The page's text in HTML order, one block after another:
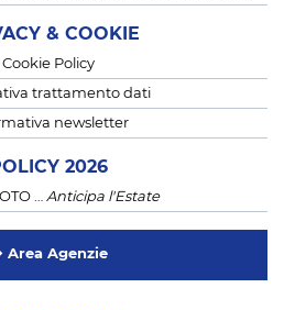
& COOKIE
Cookie Policy
trattamento dati
newsletter
2026
… Anticipa l'Estate
Area Agenzie